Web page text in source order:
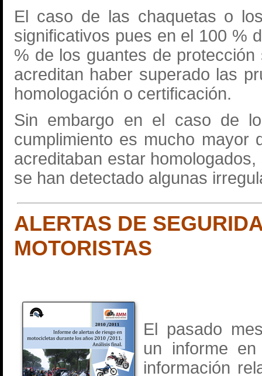
El caso de las chaquetas o
significativos pues en el 100 %
% de los guantes de
acreditan haber superado las
homologación o certificación.
Sin embargo en el caso de
cumplimiento es mucho mayor
acreditaban estar
se han detectado algunas
ALERTAS DE
MOTORISTAS
El pasado
un informe
información